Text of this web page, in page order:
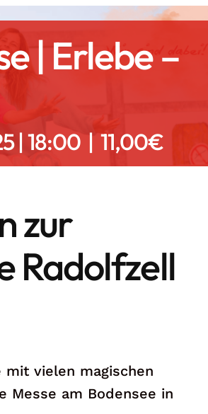
| Erlebe –
| 18:00 | 11,00€
zur
Radolfzell
mit vielen magischen
Messe am Bodensee in